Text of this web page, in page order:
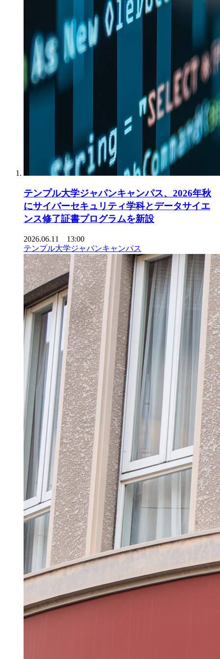
テンプル大学ジャパンキャンパス、2026年秋
にサイバーセキュリティ学科とデータサイエ
ンス修了証書プログラムを新設
2026.06.11 13:00
テンプル大学ジャパンキャンパス